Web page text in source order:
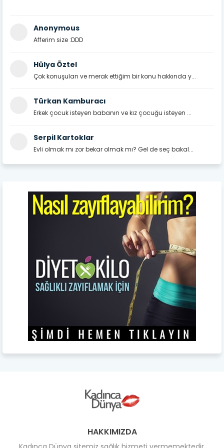
Anonymous
Afferim size :DDD
Hülya Öztel
Çok konuşulan ve merak ettiğim bir konu hakkında y...
Türkan Kamburacı
Erkek çocuk isteyen babanın ve kız çocuğu isteyen ...
Serpil Kartoklar
Evli olmak mı zor bekar olmak mı? Gel de seç bakal...
HAKKIMIZDA